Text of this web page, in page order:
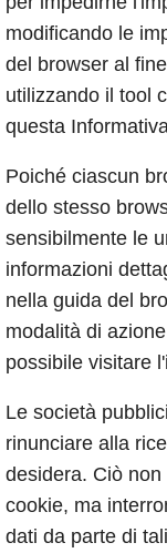
modificando le
del browser al
utilizzando il tool
questa
Poiché ciascun
dello stesso
sensibilmente le
informazioni
nella guida del
modalità di
possibile visitare
Le società
rinunciare alla
desidera. Ciò
cookie, ma
dati da parte di